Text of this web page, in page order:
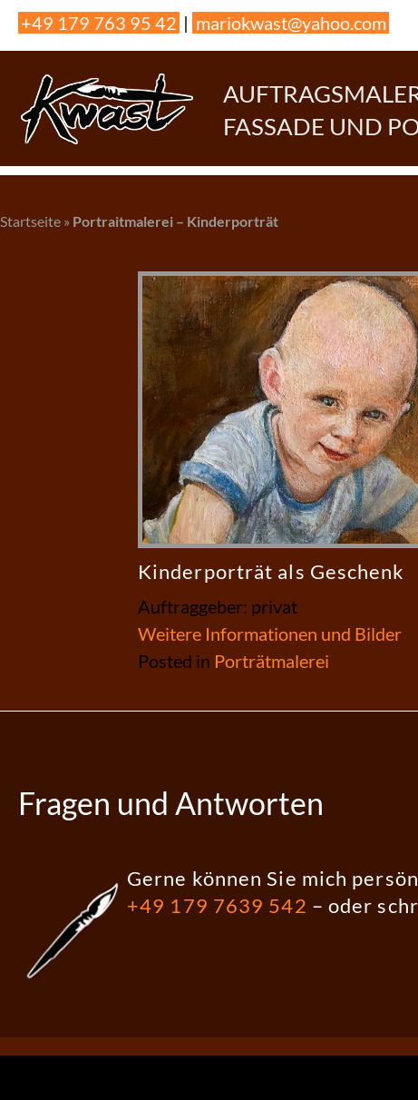
Skip+49 179 763 95 42 | mariokwast@yahoo.com
FASSADE UND
Startseite » Portraitmalerei – Kinderporträt
Kinderporträt als Geschenk
Auftraggeber: privat
Weitere Informationen und Bilder
Posted in Porträtmalerei
Fragen und Antworten
Gerne können Sie mich
+49 179 7639 542 – oder